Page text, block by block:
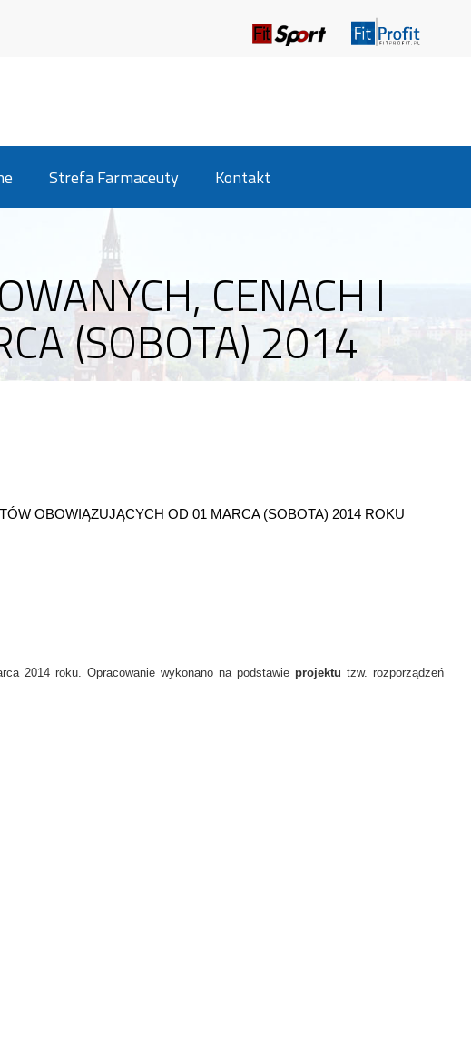
Strefa Farmaceuty Kontakt
CENACH I
(SOBOTA) 2014
OBOWIĄZUJĄCYCH OD 01 MARCA (SOBOTA) 2014 ROKU
2014 roku. Opracowanie wykonano na podstawie projektu tzw. rozporządzeń